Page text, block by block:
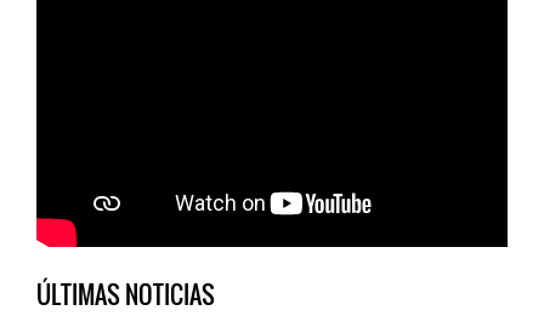
ÚLTIMAS NOTICIAS